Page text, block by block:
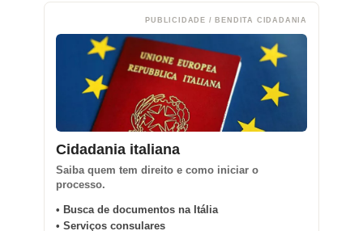
PUBLICIDADE / BENDITA CIDADANIA
Cidadania italiana
Saiba quem tem direito e como iniciar o
processo.
• Busca de documentos na Itália
• Serviços consulares